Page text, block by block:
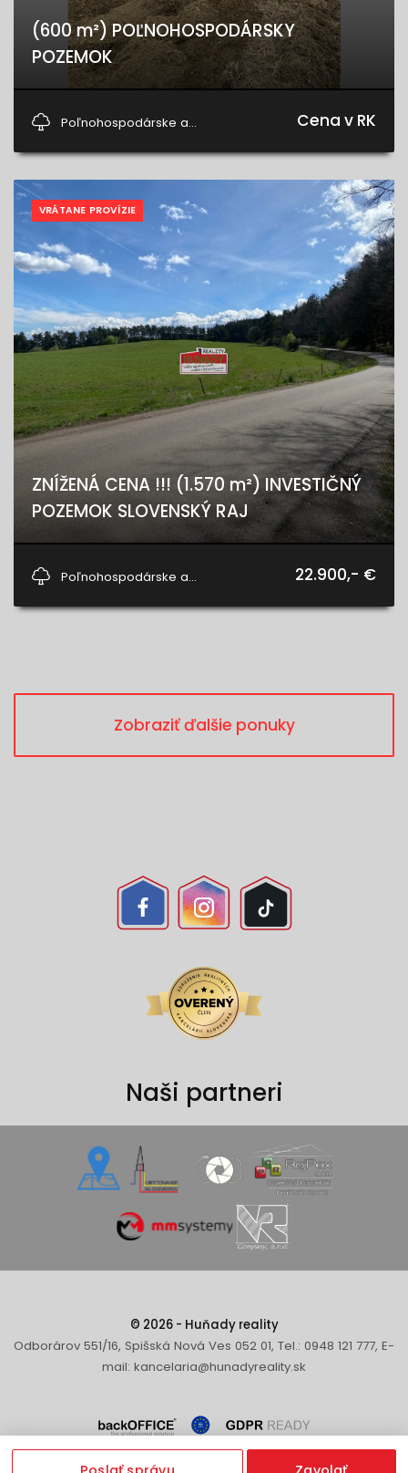
(600 m²) POĽNOHOSPODÁRSKY
POZEMOK
Poľnohospodárske a...
Cena v RK
VRÁTANE PROVÍZIE
ZNÍŽENÁ CENA !!! (1.570 m²) INVESTIČNÝ
POZEMOK SLOVENSKÝ RAJ
Poľnohospodárske a...
22.900,- €
Zobraziť ďalšie ponuky
Naši partneri
© 2026 - Huňady reality
Odborárov 551/16, Spišská Nová Ves 052 01, Tel.: 0948 121 777, E-
mail: kancelaria@hunadyreality.sk